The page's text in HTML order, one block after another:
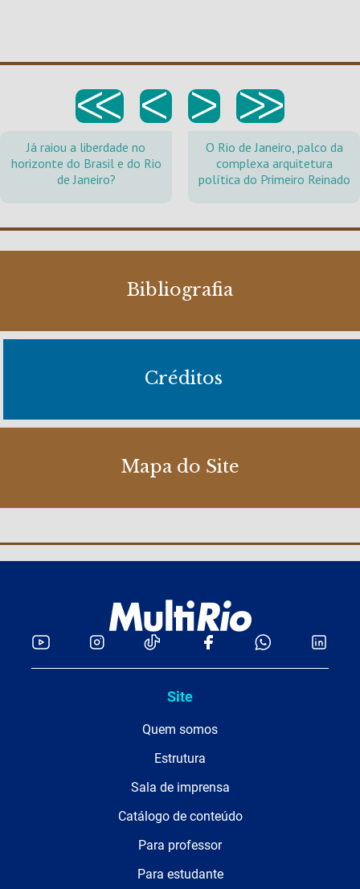
<< < > >>
Já raiou a liberdade no
horizonte do Brasil e do Rio
de Janeiro?
O Rio de Janeiro, palco da
complexa arquitetura
política do Primeiro Reinado
Bibliografia
Créditos
Mapa do Site
Site
Quem somos
Estrutura
Sala de imprensa
Catálogo de conteúdo
Para professor
Para estudante